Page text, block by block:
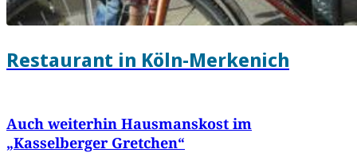
Restaurant in Köln-Merkenich
Auch weiterhin Hausmanskost im
„Kasselberger Gretchen“